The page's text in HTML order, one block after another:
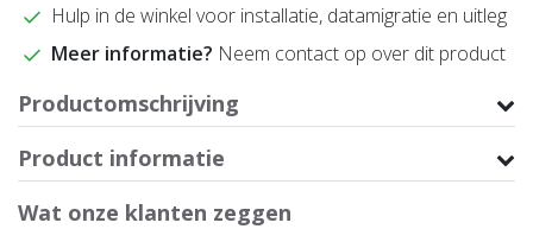
Hulp in de winkel voor installatie, datamigratie en uitleg
Meer informatie? Neem contact op over dit product
Productomschrijving
Product informatie
Wat onze klanten zeggen